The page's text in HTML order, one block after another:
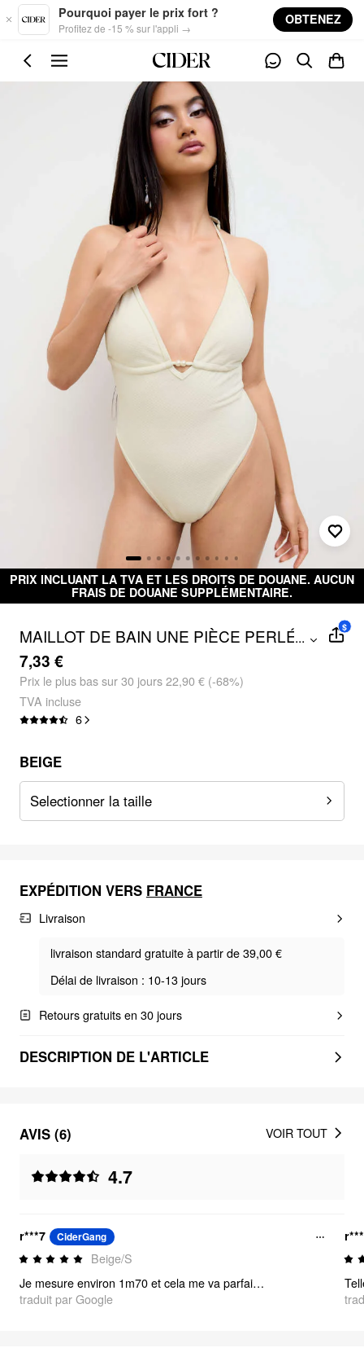
Skip to main content
Pourquoi payer le prix fort ?
Profitez de -15 % sur l'appli →
OBTENEZ
LA TVA ET LES DROITS DE DOUANE. AUCUN
FRAIS DE DOUANE SUPPLÉMENTAIRE.
MAILLOT DE BAIN UNE PIÈCE PERLÉ À
COL HALTER ET MISE EN FORME
TEXTURÉE
...
7,33 €
Prix ​​le plus bas sur 30 jours 22,90 € (-68%)
TVA incluse
6
$
BEIGE
Selectionner la taille
EXPÉDITION VERS FRANCE
Livraison
livraison standard gratuite à partir de 39,00 €
Délai de livraison : 10-13 jours
Retours gratuits en 30 jours
DESCRIPTION DE L'ARTICLE
AVIS (6)
4.7
VOIR TOUT
r***7 CiderGang
Beige/S
Je mesure environ 1m70 et cela me va parfaitement !
traduit par Google